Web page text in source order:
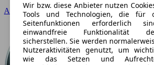
Audi
Wir bzw. diese Anbieter nutzen
Tools und Technologien, die für
Seitenfunktionen erforderlich
einwandfreie Funktionalität
sicherstellen. Sie werden
Nutzeraktivitäten genutzt, um
wie das Setzen und